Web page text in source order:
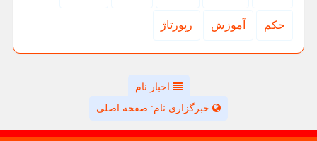
حكم آموزش رپورتاژ
اخبار نام
خبرگزاری نام: صفحه اصلی